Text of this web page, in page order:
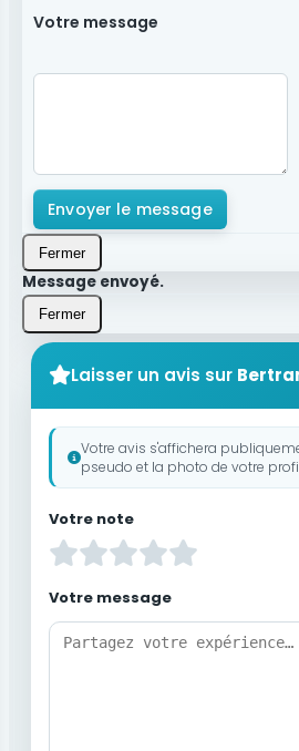
Votre message
Envoyer le message
Fermer
Message envoyé.
Fermer
Laisser un avis sur
Votre avis s'affichera
pseudo et la photo de votre
Votre note
Votre message
Choisir un Emoji